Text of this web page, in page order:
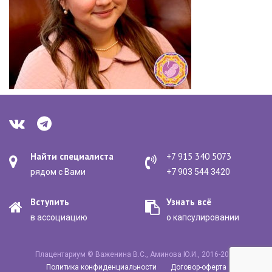
+7 915 340 5073
+7 903 544 3420
Найти специалиста
рядом с Вами
Узнать всё
о капсулировании
Вступить
в ассоциацию
Плацентариум © Важенина В.С., Аминова Ю.И., 2016-2020
Политика конфиденциальности
Договор-оферта